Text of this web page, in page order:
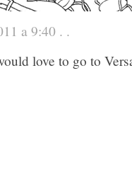
a 9:40 . .
love to go to